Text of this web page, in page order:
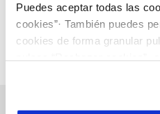
Puedes aceptar todas las
cookies”· También puedes
cookies de forma granular
son indispensables para
por tanto no se pueden